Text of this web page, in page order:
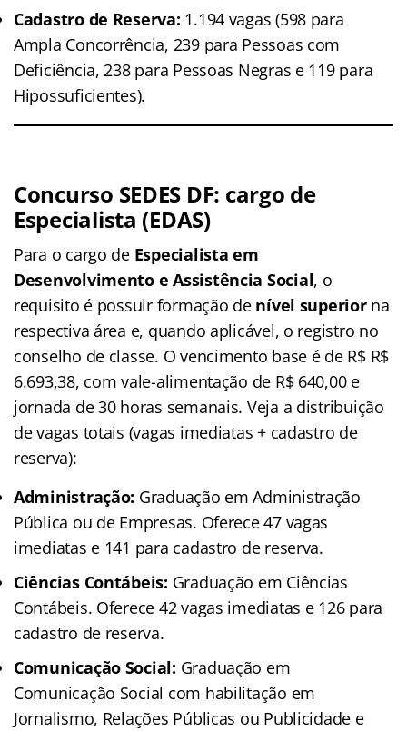
Cadastro de Reserva: 1.194 vagas (598 para
Ampla Concorrência, 239 para Pessoas com
Deficiência, 238 para Pessoas Negras e 119 para
Hipossuficientes).
Concurso SEDES DF: cargo de
Especialista (EDAS)
Para o cargo de Especialista em
Desenvolvimento e Assistência Social, o
requisito é possuir formação de nível superiorna
respectiva área e, quando aplicável, o registro no
conselho de classe. O vencimento base é de R$ R$
6.693,38, com vale-alimentação de R$ 640,00 e
jornada de 30 horas semanais. Veja a distribuição
de vagas totais (vagas imediatas + cadastro de
reserva):
Administração: Graduação em Administração
Pública ou de Empresas. Oferece 47 vagas
imediatas e 141 para cadastro de reserva.
Ciências Contábeis: Graduação em Ciências
Contábeis. Oferece 42 vagas imediatas e 126 para
cadastro de reserva.
Comunicação Social: Graduação em
Comunicação Social com habilitação em
Jornalismo, Relações Públicas ou Publicidade e